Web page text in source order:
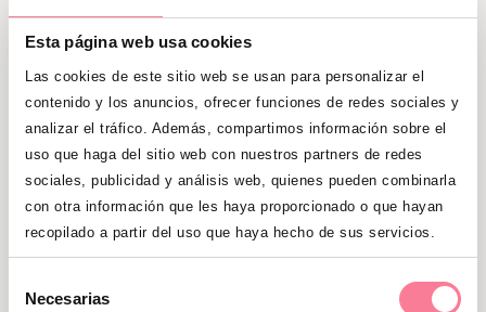
Esta página web usa cookies
Las cookies de este sitio web se usan para personalizar el
contenido y los anuncios, ofrecer funciones de redes sociales y
analizar el tráfico. Además, compartimos información sobre el
uso que haga del sitio web con nuestros partners de redes
sociales, publicidad y análisis web, quienes pueden combinarla
con otra información que les haya proporcionado o que hayan
recopilado a partir del uso que haya hecho de sus servicios.
Necesarias
Seguridad ante todo cuando
hagamos actividades con el
bebé en la naturaleza
Es importante llevar todo lo que pueda
necesitar el bebé, sin olvidar que vamos a
tener que cargar con ello. Como tampoco
vamos a irnos muy lejos, podemos dejar
algunas cosas en el maletero del coche y
volver a por ellas si es necesario.